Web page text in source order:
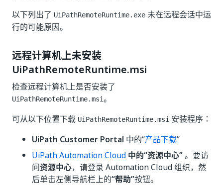
以下列出了 UiPathRemoteRuntime.exe 未在远程会话中运
行的可能原因。
远程计算机上未安装
UiPathRemoteRuntime.msi
检查远程计算机上是否安装了
UiPathRemoteRuntime.msi。
可从以下位置下载 UiPathRemoteRuntime.msi 安装程序：
UiPath Customer Portal 中的“产品下载”
UiPath Automation Cloud 中的“资源中心”。要访
问资源中心，请登录 Automation Cloud 组织，然
后单击左侧导航栏上的“帮助”按钮。